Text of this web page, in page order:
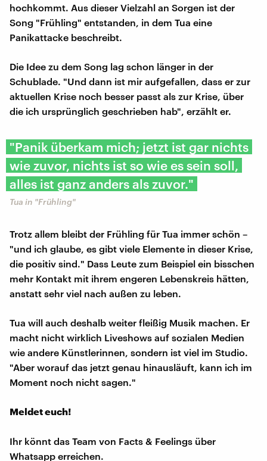
hochkommt. Aus dieser Vielzahl an Sorgen ist der
Song "Frühling" entstanden, in dem Tua eine
Panikattacke beschreibt.
Die Idee zu dem Song lag schon länger in der
Schublade. "Und dann ist mir aufgefallen, dass er zur
aktuellen Krise noch besser passt als zur Krise, über
die ich ursprünglich geschrieben hab", erzählt er.
"Panik überkam mich; jetzt ist gar nichts
wie zuvor, nichts ist so wie es sein soll,
alles ist ganz anders als zuvor."
Tua in "Frühling"
Trotz allem bleibt der Frühling für Tua immer schön –
"und ich glaube, es gibt viele Elemente in dieser Krise,
die positiv sind." Dass Leute zum Beispiel ein bisschen
mehr Kontakt mit ihrem engeren Lebenskreis hätten,
anstatt sehr viel nach außen zu leben.
Tua will auch deshalb weiter fleißig Musik machen. Er
macht nicht wirklich Liveshows auf sozialen Medien
wie andere Künstlerinnen, sondern ist viel im Studio.
"Aber worauf das jetzt genau hinausläuft, kann ich im
Moment noch nicht sagen."
Meldet euch!
Ihr könnt das Team von Facts & Feelings über
Whatsapp erreichen.